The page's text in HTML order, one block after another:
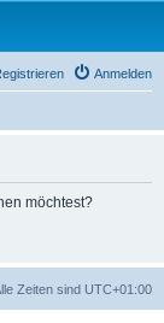
Anmelden
möchtest?
Zeiten sind UTC+01:00